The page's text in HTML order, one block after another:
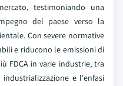
testimoniando una
del paese verso la
Con severe normative
e riducono le emissioni di
FDCA in varie industrie, tra
e l'enfasi